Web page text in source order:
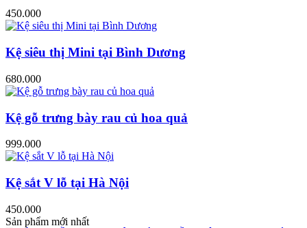
450.000
Kệ siêu thị Mini tại Bình Dương
680.000
Kệ gỗ trưng bày rau củ hoa quả
999.000
Kệ sắt V lỗ tại Hà Nội
450.000
Sản phẩm mới nhất